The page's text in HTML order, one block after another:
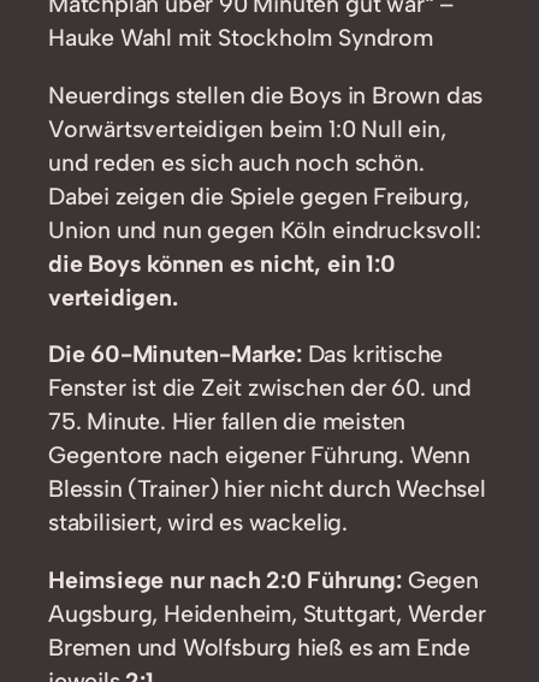
Hauke Wahl mit Stockholm Syndrom
Neuerdings stellen die Boys in Brown das
Vorwärtsverteidigen beim 1:0 Null ein,
und reden es sich auch noch schön.
Dabei zeigen die Spiele gegen Freiburg,
Union und nun gegen Köln eindrucksvoll:
die Boys können es nicht, ein 1:0
verteidigen.
Die 60-Minuten-Marke:Das kritische
Fenster ist die Zeit zwischen der 60. und
75. Minute. Hier fallen die meisten
Gegentore nach eigener Führung. Wenn
Blessin (Trainer) hier nicht durch Wechsel
stabilisiert, wird es wackelig.
Heimsiege nur nach 2:0 Führung:Gegen
Augsburg, Heidenheim, Stuttgart, Werder
Bremen und Wolfsburg hieß es am Ende